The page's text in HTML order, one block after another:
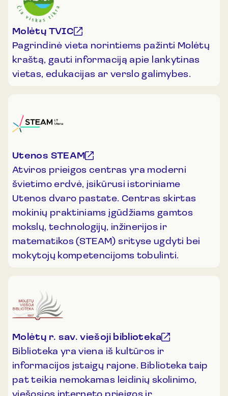
Molėtų TVIC
Pagrindinė vieta norintiems pažinti Molėtų
kraštą, gauti informaciją apie lankytinas
vietas, edukacijas ar verslo galimybes.
Utenos STEAM
Atviros prieigos centras yra moderni
švietimo erdvė, įsikūrusi istoriniame
Utenos dvaro pastate. Centras skirtas
mokinių praktiniams įgūdžiams gamtos
mokslų, technologijų, inžinerijos ir
matematikos (STEAM) srityse ugdyti bei
mokytojų kompetencijoms tobulinti.
Molėtų r. sav. viešoji biblioteka
Biblioteka yra viena iš kultūros ir
informacijos įstaigų rajone. Biblioteka taip
pat teikia nemokamas leidinių skolinimo,